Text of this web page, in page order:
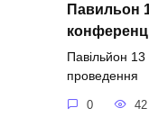
Павильон
Павільйон
проведення
0 42